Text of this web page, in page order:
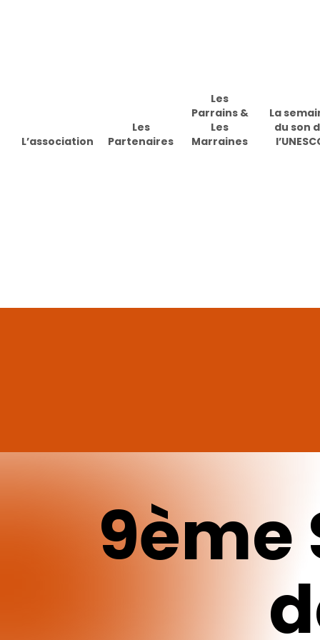
Appuyez sur Enter pour effectuer une recherche ou sur ESC
L’association
Les
Partenaires
Les
Parrains &
Les
Marraines
La
du son
9ème